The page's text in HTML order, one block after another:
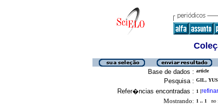
Base de dados : article
Pesquisa : GIL,
Refer�ncias encontradas : 1 [refinar
Mostrando: 1 .. 1 no